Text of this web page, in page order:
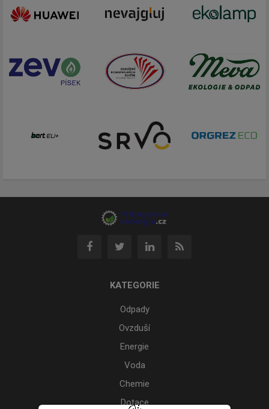
KATEGORIE
Odpady
Ovzduší
Energie
Voda
Chemie
Dotace